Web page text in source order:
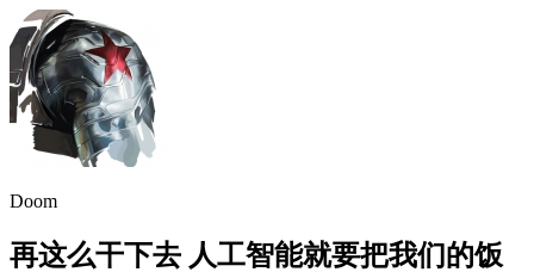
Doom
再这么干下去 人工智能就要把我们的饭